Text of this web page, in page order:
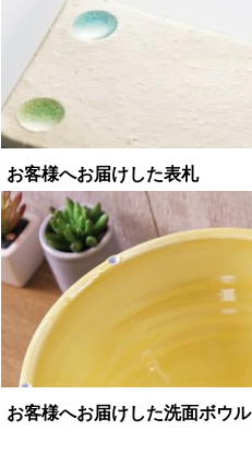
お客様へお届けした表札
お客様へお届けした洗面ボウル